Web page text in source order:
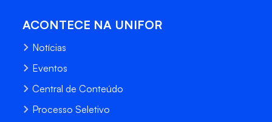
ACONTECE NA UNIFOR
Notícias
Eventos
Central de Conteúdo
Processo Seletivo